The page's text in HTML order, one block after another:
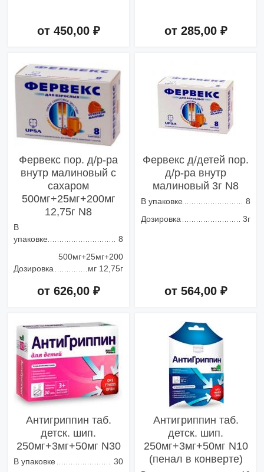
от 450,00 ₽ от 285,00 ₽
Фервекс пор. д/р-ра
внутр малиновый с
сахаром
500мг+25мг+200мг
12,75г N8
В
упаковке
8
Дозировка
500мг+25мг+200
мг 12,75г
от 626,00 ₽
Фервекс д/детей пор.
д/р-ра внутр
малиновый 3г N8
В упаковке
8
Дозировка
3г
от 564,00 ₽
Антигриппин таб.
детск. шип.
250мг+3мг+50мг N30
В упаковке
30
Антигриппин таб.
детск. шип.
250мг+3мг+50мг N10
(пенал в конверте)